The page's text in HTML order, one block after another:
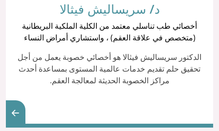
د/ سريساليش فيثالا
أخصائي طب تناسلي معتمد من الكلية الملكية البريطانية
(متخصص في علاقة العقم) ، واستشاري أمراض النساء
الدكتور سريساليش فيثالا هو أخصائي خصوبة يعمل من أجل
تحقيق حلم تقديم خدمات عالمية المستوى بمساعدة أحدث
مراكز الخصوبة الحديثة لمعالجة العقم.